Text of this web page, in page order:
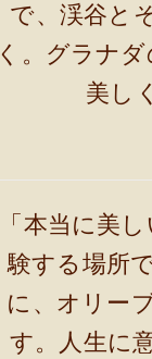
で、渓谷と
く。グラナ
美し
「本当に美
験する場所
に、オリー
す。人生に